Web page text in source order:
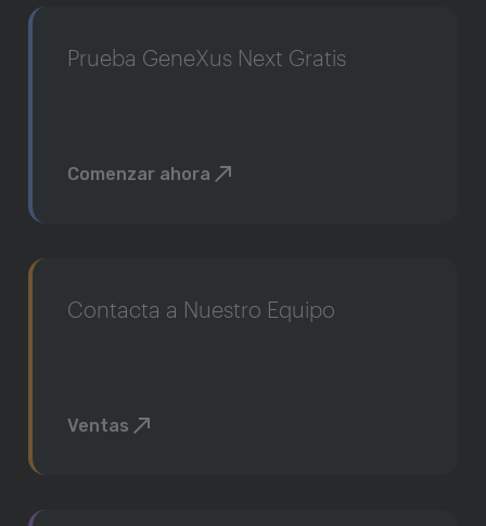
Prueba GeneXus Next Gratis
Comenzar ahora
Contacta a Nuestro Equipo
Ventas